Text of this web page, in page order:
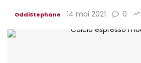
OddiStephane 14 mai 2021 0